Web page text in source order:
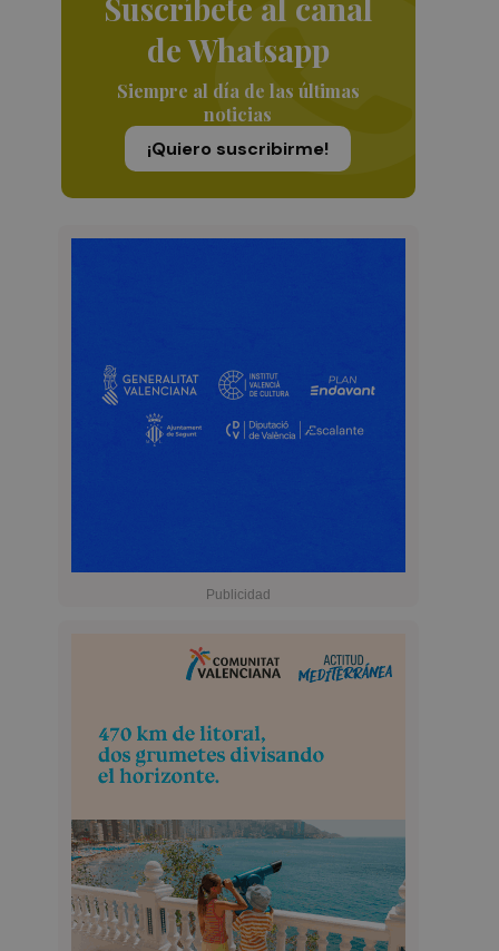
Suscríbete al canal
de Whatsapp
Siempre al día de las últimas
noticias
¡Quiero suscribirme!